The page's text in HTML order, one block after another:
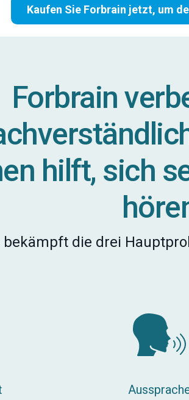
Kaufen Sie Forbrain jetzt, um
Forbrain
hilft, sich
bekämpft die drei